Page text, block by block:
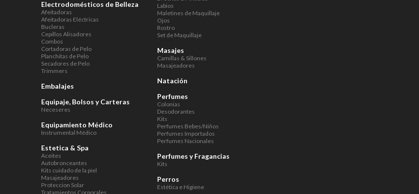
Electrodomésticos de Belleza
Afeitadoras
Afeitadoras Eléctricas
Bucleras
Cepillos Alisadores
Combos
Cortadoras de Pelo
Planchitas de Pelo
Secadores de Pelo
Trimmers
Embalajes
Equipaje, Bolsos y Carteras
Neceseres
Equipamiento Médico
Instrumental Médico
Estetica & Spa
Aceites
Autobronceantes
Kits cuidado de la piel
Masajeadores
Proteccion Solar
Tratamientos Corporales
Labios
Maletines de Maquillaje
Ojos
Rostro
Set de Maquillaje
Masajes
Camillas & Sillones
Masajeadores
Natación
Perfumes
Colonias
Desodorantes
Kits
Perfumes Bebes/Niños
Perfumes Importados
Perfumes Nacionales
Perfumes y Fragancias
Kits
Perros
Estética e Higiene